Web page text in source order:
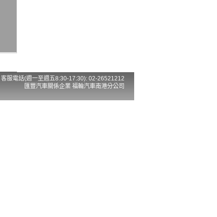
客服電話(週一至週五8:30-17:30): 02-26521212
匯豐汽車關係企業 福輪汽車南港分公司